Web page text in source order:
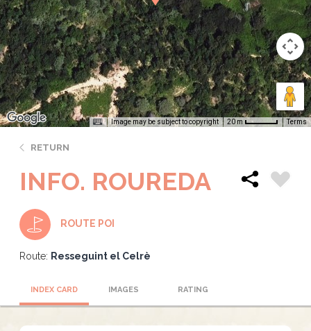
Image may be subject to copyright 20 m Terms
RETURN
INFO. ROUREDA
ROUTE POI
Route: Resseguint el Celrè
INDEX CARD IMAGES RATING